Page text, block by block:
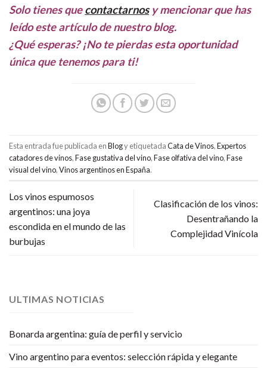
Solo tienes quecontactarnosy mencionar que has
leído este artículo de nuestro blog.
¿Qué esperas? ¡No te pierdas esta oportunidad
única que tenemos para ti!
Esta entrada fue publicada enBlogy etiquetadaCata de Vinos,Expertos
catadores de vinos,Fase gustativa del vino,Fase olfativa del vino,Fase
visual del vino,Vinos argentinos en España.
Los vinos espumosos
argentinos: una joya
escondida en el mundo de las
burbujas
Clasificación de los vinos:
Desentrañando la
Complejidad Vinícola
ULTIMAS NOTICIAS
Bonarda argentina: guía de perfil y servicio
Vino argentino para eventos: selección rápida y elegante